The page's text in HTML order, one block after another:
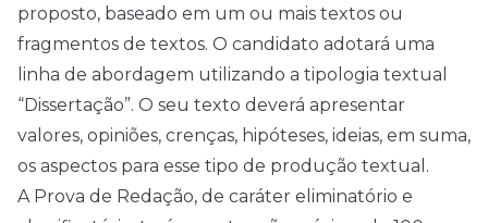
proposto, baseado em um ou mais textos ou
fragmentos de textos. O candidato adotará uma
linha de abordagem utilizando a tipologia textual
“Dissertação”. O seu texto deverá apresentar
valores, opiniões, crenças, hipóteses, ideias, em suma,
os aspectos para esse tipo de produção textual.
A Prova de Redação, de caráter eliminatório e